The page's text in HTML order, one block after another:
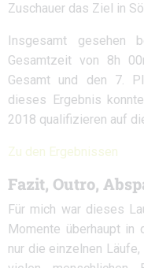
Zuschauer das Ziel in
Insgesamt gesehen
Gesamtzeit von 8h
Gesamt und den 7.
dieses Ergebnis
2018 qualifizieren auf
Zu den Ergebnissen
Fazit, Outro,
Für mich war dieses
Momente überhaupt in
nur die einzelnen